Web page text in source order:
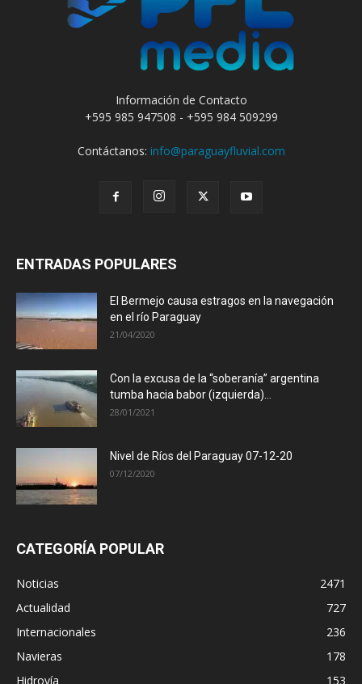
Información de Contacto
+595 985 947508 - +595 984 509299
Contáctanos: info@paraguayfluvial.com
ENTRADAS POPULARES
El Bermejo causa estragos en la navegación
en el río Paraguay
21/04/2020
Con la excusa de la “soberanía” argentina
tumba hacia babor (izquierda)...
28/01/2021
Nivel de Ríos del Paraguay 07-12-20
07/12/2020
CATEGORÍA POPULAR
Noticias
2471
Actualidad
727
Internacionales
236
Navieras
178
Hidrovía
153